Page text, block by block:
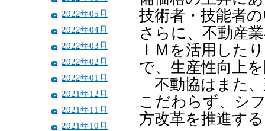
2022年05月
2022年04月
2022年03月
2022年02月
2022年01月
2021年12月
2021年11月
2021年10月
技術者・技能者
さらに、不動産
ＩＭを活用した
で、生産性向上
不動協はまた、
こだわらず、シ
方改革を推進す